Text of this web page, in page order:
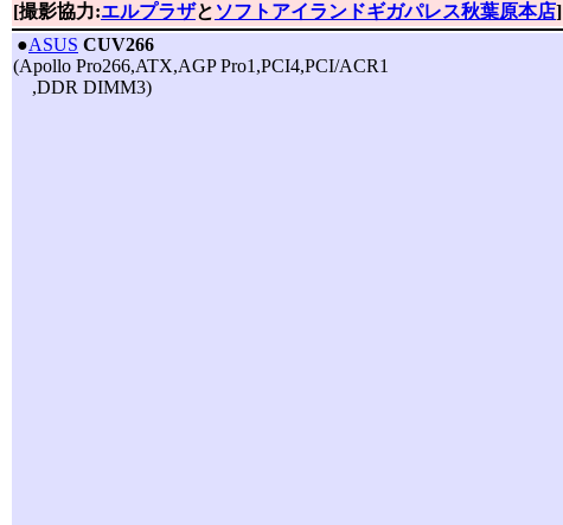
[撮影協力:エルプラザと ソフトアイランドギガパレス秋葉原本店]
●ASUS CUV266
(Apollo Pro266,ATX,AGP Pro1,PCI4,PCI/ACR1
,DDR DIMM3)